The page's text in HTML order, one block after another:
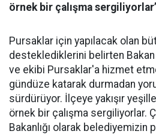
örnek bir çalışma
Pursaklar için yapılacak olan
desteklediklerini belirten Bakan
ve ekibi Pursaklar'a hizmet
gündüze katarak durmadan
sürdürüyor. İlçeye yakışır
örnek bir çalışma sergiliyorlar.
Bakanlığı olarak